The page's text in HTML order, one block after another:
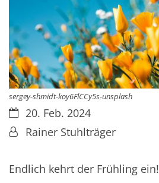
sergey-shmidt-koy6FlCCy5s-unsplash
Datum:20. Feb. 2024
Von:Rainer Stuhlträger
Endlich kehrt der Frühling ein!